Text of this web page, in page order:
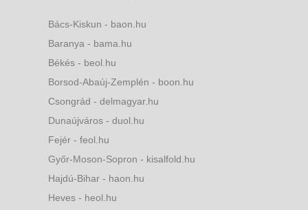
Bács-Kiskun - baon.hu
Baranya - bama.hu
Békés - beol.hu
Borsod-Abaúj-Zemplén - boon.hu
Csongrád - delmagyar.hu
Dunaújváros - duol.hu
Fejér - feol.hu
Győr-Moson-Sopron - kisalfold.hu
Hajdú-Bihar - haon.hu
Heves - heol.hu